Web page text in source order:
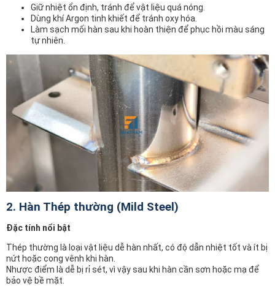
Giữ nhiệt ổn định, tránh để vật liệu quá nóng.
Dùng khí Argon tinh khiết để tránh oxy hóa.
Làm sạch mối hàn sau khi hoàn thiện để phục hồi màu sáng
tự nhiên.
2. Hàn Thép thường (Mild Steel)
Đặc tính nổi bật
Thép thường là loại vật liệu dễ hàn nhất, có độ dẫn nhiệt tốt và ít bị
nứt hoặc cong vênh khi hàn.
Nhược điểm là dễ bị rỉ sét, vì vậy sau khi hàn cần sơn hoặc mạ để
bảo vệ bề mặt.